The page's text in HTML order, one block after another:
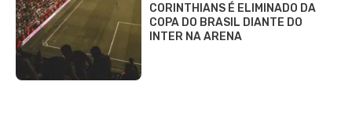
CORINTHIANS É ELIMINADO DA
COPA DO BRASIL DIANTE DO
INTER NA ARENA